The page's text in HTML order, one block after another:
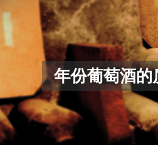
年份葡萄酒的